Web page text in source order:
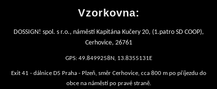
Vzorkovna:
DOSSIGN! spol. s r.o., náměstí Kapitána Kučery 20, (1.patro SD COOP),
Cerhovice, 26761
GPS: 49.8499258N, 13.8355131E
Exit 41 - dálnice D5 Praha - Plzeň, směr Cerhovice, cca 800 m po příjezdu do
obce na náměstí po pravé straně.